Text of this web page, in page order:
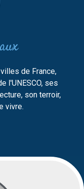
de France,
l'UNESCO, ses
son terroir,
vivre.